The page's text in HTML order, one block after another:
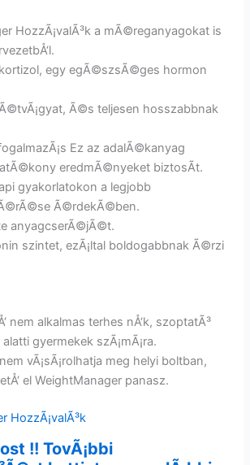
HozzÃ¡valÃ³k a mÃ©reganyagokat is
kortizol, egy egÃ©szsÃ©ges hormon
Ã©s teljesen hosszabbnak
Ez az adalÃ©kanyag
eredmÃ©nyeket biztosÃ­t.
gyakorlatokon a legjobb
Ã©rdekÃ©ben.
anyagcserÃ©jÃ©t.
szintet, ezÃ¡ltal boldogabbnak Ã©rzi
nem alkalmas terhes nÅ‘k, szoptatÃ³
gyermekek szÃ¡mÃ¡ra.
vÃ¡sÃ¡rolhatja meg helyi boltban,
el WeightManager panasz.
!! TovÃ¡bbi